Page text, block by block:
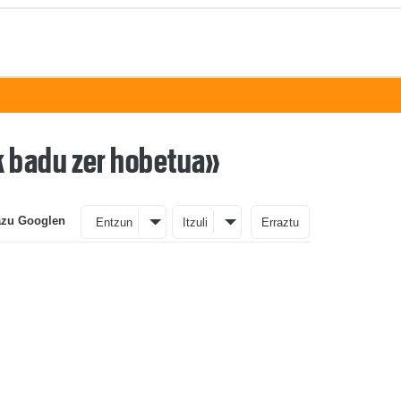
zer hobetua»
Googlen Entzun Itzuli Erraztu